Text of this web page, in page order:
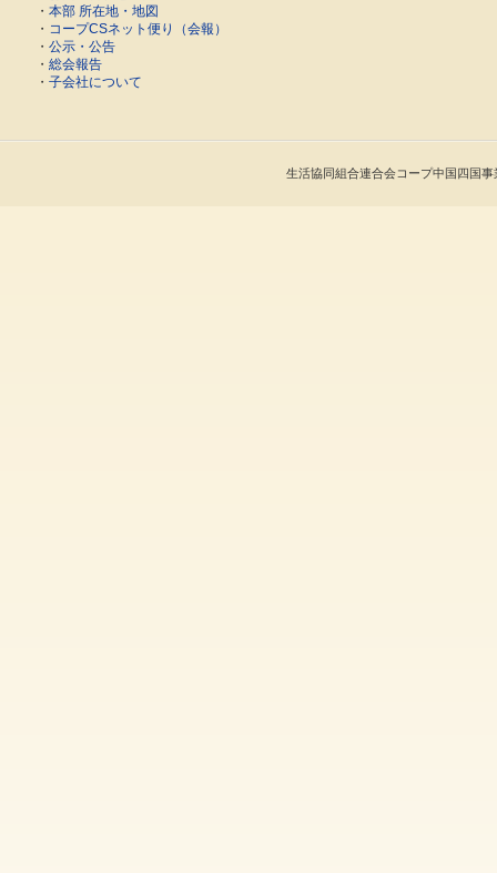
・ 本部 所在地・地図
・ コープCSネット便り（会報）
・ 公示・公告
・ 総会報告
・ 子会社について
生活協同組合連合会コープ中国四国